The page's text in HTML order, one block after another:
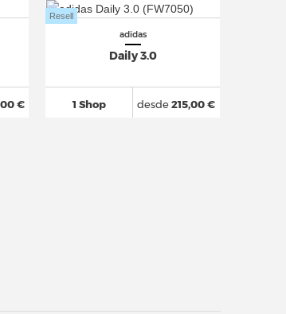
€
adidas
Daily 3.0
1 Shop
Resell
desde215,00 €